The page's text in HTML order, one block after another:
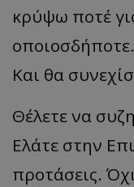
κρύψω ποτέ
Και θα
Θέλετε να
Ελάτε στην
προτάσεις.